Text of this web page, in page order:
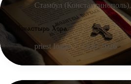
Стамбул (Константинополь),
Монастырь Хора
priest Ioann 13.07.2026